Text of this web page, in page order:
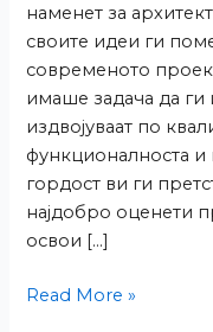
наменет за
своите идеи ги
современото
имаше задача да
издвојуваат по
функционалноста и
гордост ви ги
најдобро оценети
освои […]
Read More »